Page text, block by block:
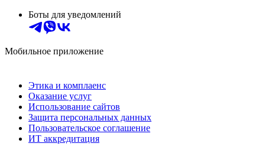
Боты для уведомлений
Мобильное приложение
Этика и комплаенс
Оказание услуг
Использование сайтов
Защита персональных данных
Пользовательское соглашение
ИТ аккредитация